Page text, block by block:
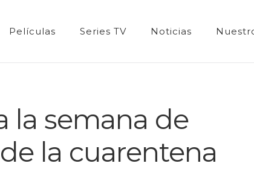
Películas Series TV Noticias
la semana de
la cuarentena